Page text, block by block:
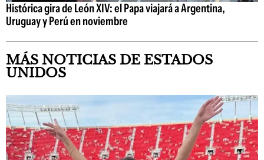
Histórica gira de León XIV: el Papa viajará a Argentina,
Uruguay y Perú en noviembre
MÁS NOTICIAS DE ESTADOS
UNIDOS